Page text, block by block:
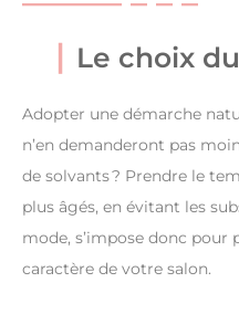
Le choix
Adopter une démarche
n’en demanderont pas
de solvants ? Prendre le
plus âgés, en évitant les
mode, s’impose donc
caractère de votre salon.